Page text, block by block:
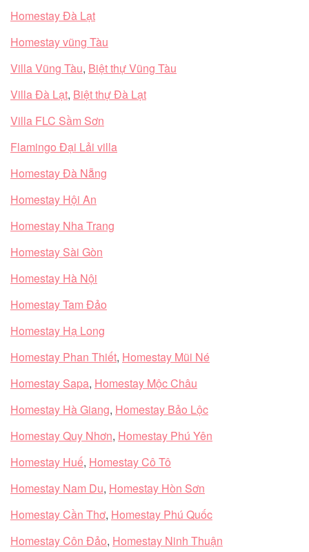
Homestay Đà Lạt
Homestay vũng Tàu
Villa Vũng Tàu, Biệt thự Vũng Tàu
Villa Đà Lạt, Biệt thự Đà Lạt
Villa FLC Sầm Sơn
Flamingo Đại Lải villa
Homestay Đà Nẵng
Homestay Hội An
Homestay Nha Trang
Homestay Sài Gòn
Homestay Hà Nội
Homestay Tam Đảo
Homestay Hạ Long
Homestay Phan Thiết, Homestay Mũi Né
Homestay Sapa, Homestay Mộc Châu
Homestay Hà Giang, Homestay Bảo Lộc
Homestay Quy Nhơn, Homestay Phú Yên
Homestay Huế, Homestay Cô Tô
Homestay Nam Du, Homestay Hòn Sơn
Homestay Cần Thơ, Homestay Phú Quốc
Homestay Côn Đảo, Homestay Ninh Thuận